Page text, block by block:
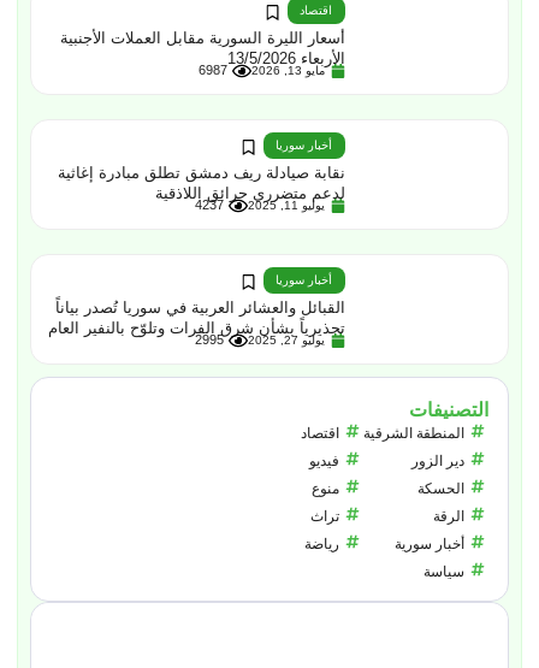
اقتصاد
أسعار الليرة السورية مقابل العملات الأجنبية
الأربعاء 13/5/2026
مايو 13, 2026 6987
أخبار سوريا
نقابة صيادلة ريف دمشق تطلق مبادرة إغاثية
لدعم متضرري حرائق اللاذقية
يوليو 11, 2025 4237
أخبار سوريا
القبائل والعشائر العربية في سوريا تُصدر بياناً
تحذيرياً بشأن شرق الفرات وتلوّح بالنفير العام
يوليو 27, 2025 2995
التصنيفات
المنطقة الشرقية
دير الزور
الحسكة
الرقة
أخبار سورية
سياسة
اقتصاد
فيديو
منوع
تراث
رياضة